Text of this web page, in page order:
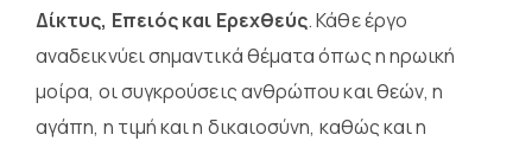
Δίκτυς, Επειός και Ερεχθεύς. Κάθε έργο
αναδεικνύει σημαντικά θέματα όπως η ηρωική
μοίρα, οι συγκρούσεις ανθρώπου και θεών, η
αγάπη, η τιμή και η δικαιοσύνη, καθώς και η